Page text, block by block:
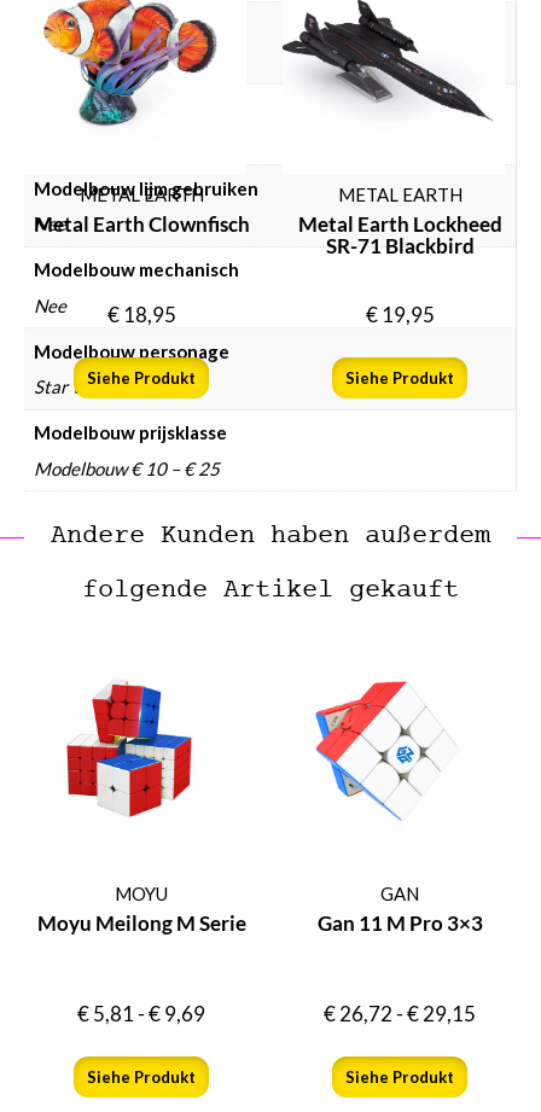
Modelbouw incl. lijm
Nee
Modelbouw incl. verf
Modelbouw lijm gebruiken
Nee
Modelbouw mechanisch
Nee
Modelbouw personage
Star Wars
Modelbouw prijsklasse
Modelbouw € 10 – € 25
METAL EARTH
Metal Earth Clownfisch
€18,95
Siehe Produkt
METAL EARTH
Metal Earth Lockheed
SR-71 Blackbird
€19,95
Siehe Produkt
Andere Kunden haben außerdem
folgende Artikel gekauft
MOYU
Moyu Meilong M Serie
€5,81-€9,69
Siehe Produkt
GAN
Gan 11 M Pro 3×3
€26,72-€29,15
Siehe Produkt